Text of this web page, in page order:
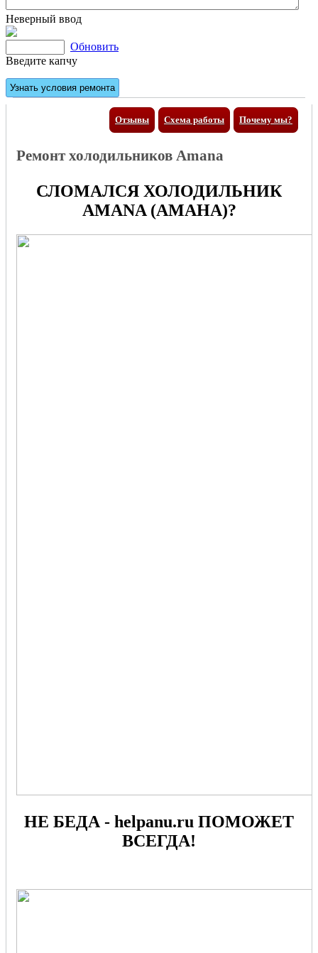
Неверный ввод
Обновить
Введите капчу
Отзывы Почему мы?
Схема работы
Ремонт холодильников Amana
СЛОМАЛСЯ ХОЛОДИЛЬНИК
AMANA (АМАНА)?
НЕ БЕДА - helpanu.ru ПОМОЖЕТ
ВСЕГДА!